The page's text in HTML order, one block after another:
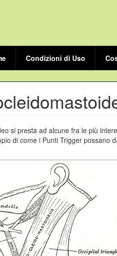
Condizioni di Uso
si presta ad alcune fra le più
di come i Punti Trigger possano